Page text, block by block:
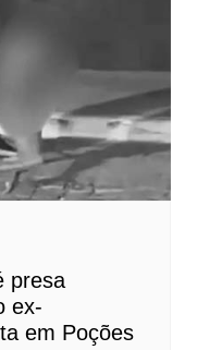
presa
ex-
em Poções